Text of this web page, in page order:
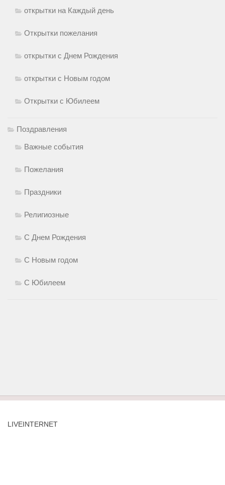
открытки на Каждый день
Открытки пожелания
открытки с Днем Рождения
открытки с Новым годом
Открытки с Юбилеем
Поздравления
Важные события
Пожелания
Праздники
Религиозные
С Днем Рождения
С Новым годом
С Юбилеем
LIVEINTERNET